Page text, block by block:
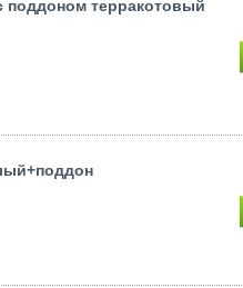
поддоном терракотовый